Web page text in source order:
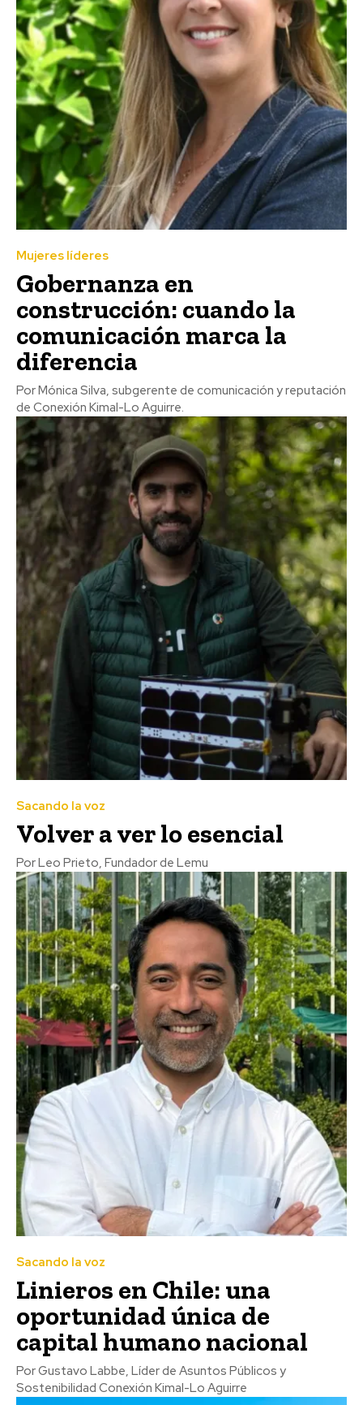
Mujeres líderes
Gobernanza en
construcción: cuando la
comunicación marca la
diferencia
Por Mónica Silva, subgerente de comunicación y reputación
de Conexión Kimal-Lo Aguirre.
Sacando la voz
Volver a ver lo esencial
Por Leo Prieto, Fundador de Lemu
Sacando la voz
Linieros en Chile: una
oportunidad única de
capital humano nacional
Por Gustavo Labbe, Líder de Asuntos Públicos y
Sostenibilidad Conexión Kimal-Lo Aguirre